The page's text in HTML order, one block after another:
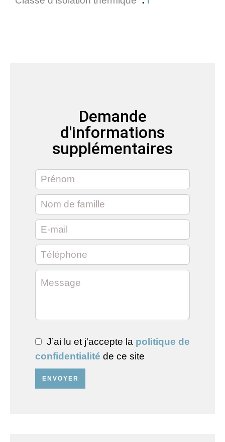
Demande
d'informations
supplémentaires
J’ai lu et j'accepte la politique de
confidentialité de ce site
ENVOYER